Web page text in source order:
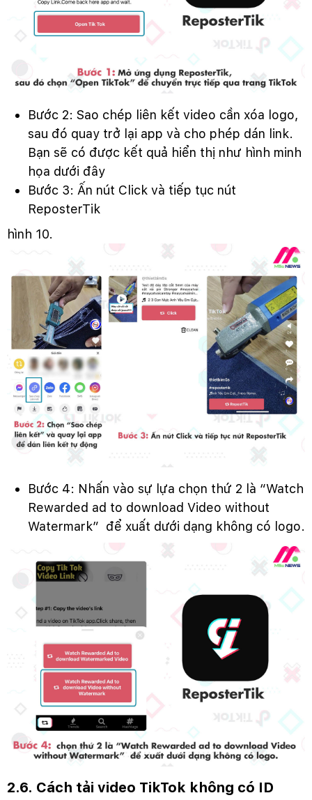
Bước 2: Sao chép liên kết video cần xóa logo,
sau đó quay trở lại app và cho phép dán link.
Bạn sẽ có được kết quả hiển thị như hình minh
họa dưới đây
Bước 3: Ấn nút Click và tiếp tục nút
ReposterTik
hình 10.
Bước 4: Nhấn vào sự lựa chọn thứ 2 là “Watch
Rewarded ad to download Video without
Watermark” để xuất dưới dạng không có logo.
2.6. Cách tải video TikTok không có ID